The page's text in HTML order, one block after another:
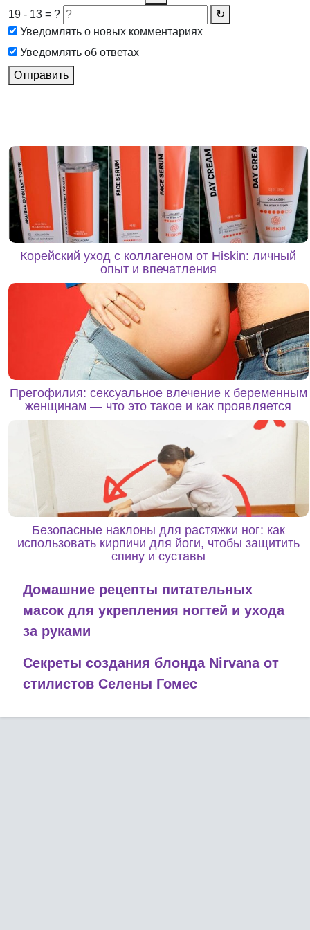
19 - 13 = ?
↻
Уведомлять о новых комментариях
Уведомлять об ответах
Отправить
Корейский уход с коллагеном от Hiskin: личный
опыт и впечатления
Прегофилия: сексуальное влечение к беременным
женщинам — что это такое и как проявляется
Безопасные наклоны для растяжки ног: как
использовать кирпичи для йоги, чтобы защитить
спину и суставы
Домашние рецепты питательных
масок для укрепления ногтей и ухода
за руками
Секреты создания блонда Nirvana от
стилистов Селены Гомес